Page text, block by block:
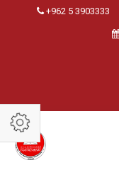
+962 5 3903333